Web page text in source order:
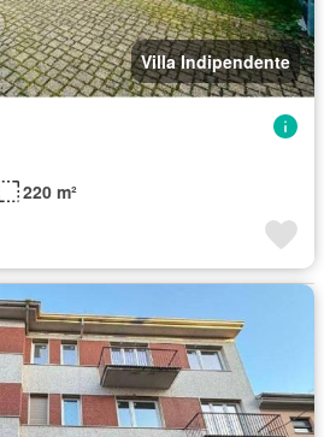
Villa Indipendente
220 m²